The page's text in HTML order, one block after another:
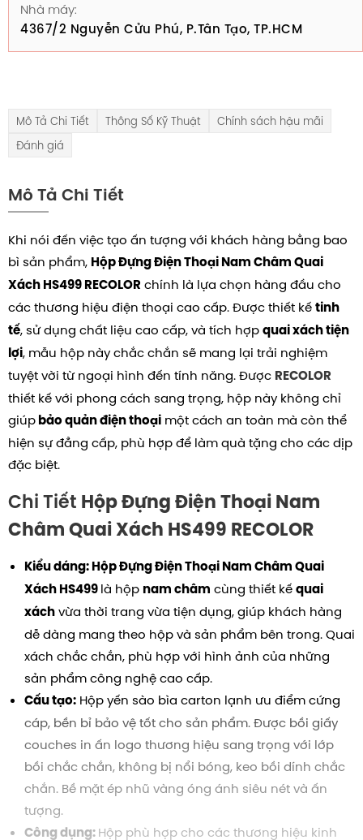
Nhà máy:
4367/2 Nguyễn Cửu Phú, P.Tân Tạo, TP.HCM
Mô Tả Chi Tiết Thông Số Kỹ Thuật
Chính sách hậu mãi
Đánh giá
Mô Tả Chi Tiết
Khi nói đến việc tạo ấn tượng với khách hàng bằng bao
bì sản phẩm, Hộp Đựng Điện Thoại Nam Châm Quai
Xách HS499 RECOLOR chính là lựa chọn hàng đầu cho
các thương hiệu điện thoại cao cấp. Được thiết kế tinh
tế, sử dụng chất liệu cao cấp, và tích hợp quai xách tiện
lợi, mẫu hộp này chắc chắn sẽ mang lại trải nghiệm
tuyệt vời từ ngoại hình đến tính năng. Được RECOLOR
thiết kế với phong cách sang trọng, hộp này không chỉ
giúp bảo quản điện thoại một cách an toàn mà còn thể
hiện sự đẳng cấp, phù hợp để làm quà tặng cho các dịp
đặc biệt.
Chi Tiết Hộp Đựng Điện Thoại Nam
Châm Quai Xách HS499 RECOLOR
Kiểu dáng: Hộp Đựng Điện Thoại Nam Châm Quai
Xách HS499 là hộp nam châm cùng thiết kế quai
xách vừa thời trang vừa tiện dụng, giúp khách hàng
dễ dàng mang theo hộp và sản phẩm bên trong. Quai
xách chắc chắn, phù hợp với hình ảnh của những
sản phẩm công nghệ cao cấp.
Cấu tạo: Hộp yến sào bìa carton lạnh ưu điểm cứng
cáp, bền bỉ bảo vệ tốt cho sản phẩm. Được bồi giấy
couches in ấn logo thương hiệu sang trọng với lớp
bồi chắc chắn, không bị nổi bóng, keo bồi dính chắc
chắn. Bề mặt ép nhũ vàng óng ánh siêu nét và ấn
tượng.
Công dụng: Hộp phù hợp cho các thương hiệu kinh